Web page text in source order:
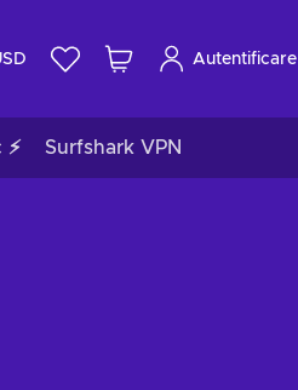
Autentificare
Surfshark VPN